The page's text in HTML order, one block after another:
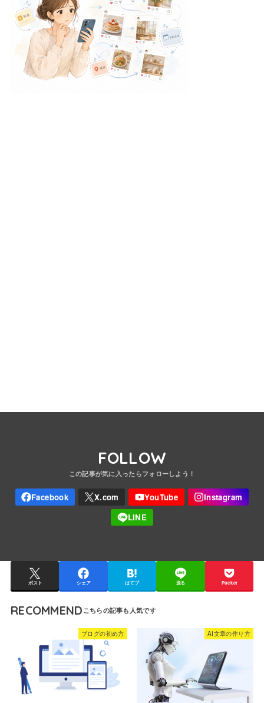
FOLLOW
ポスト シェア はてブ 送る Pocket
RECOMMEND
ブログの初め方 AI文章の作り方